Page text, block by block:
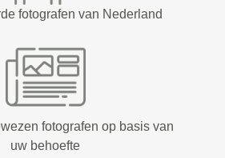
fotografen van Nederland
fotografen op basis van
uw behoefte